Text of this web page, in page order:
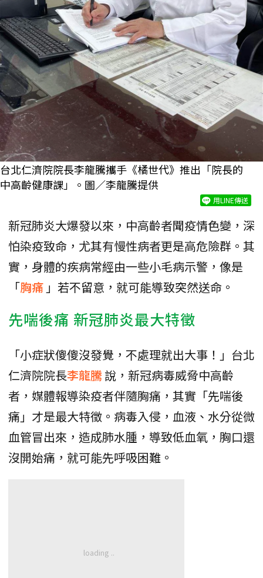
台北仁濟院院長李龍騰攜手《橘世代》推出「院長的
中高齡健康課」。圖／李龍騰提供
用LINE傳送
新冠肺炎大爆發以來，中高齡者聞疫情色變，深
怕染疫致命，尤其有慢性病者更是高危險群。其
實，身體的疾病常經由一些小毛病示警，像是
「胸痛 」若不留意，就可能導致突然送命。
先喘後痛 新冠肺炎最大特徵
「小症狀傻傻沒發覺，不處理就出大事！」台北
仁濟院院長李龍騰 說，新冠病毒威脅中高齡
者，媒體報導染疫者伴隨胸痛，其實「先喘後
痛」才是最大特徵。病毒入侵，血液、水分從微
血管冒出來，造成肺水腫，導致低血氧，胸口還
沒開始痛，就可能先呼吸困難。